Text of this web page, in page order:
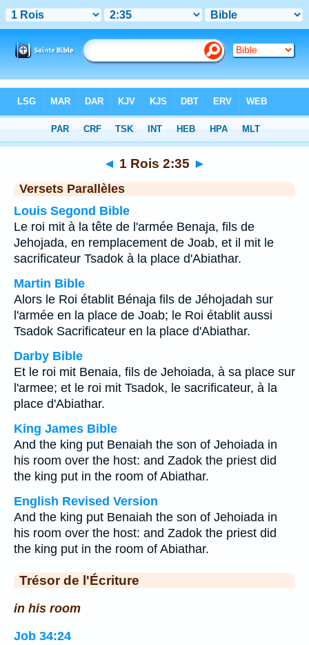
Chapitre 2> Verset 35
◄ 1 Rois 2:35 ►
Versets Parallèles
Louis Segond Bible
Le roi mit à la tête de l'armée Benaja, fils de
Jehojada, en remplacement de Joab, et il mit le
sacrificateur Tsadok à la place d'Abiathar.
Martin Bible
Alors le Roi établit Bénaja fils de Jéhojadah sur
l'armée en la place de Joab; le Roi établit aussi
Tsadok Sacrificateur en la place d'Abiathar.
Darby Bible
Et le roi mit Benaia, fils de Jehoiada, à sa place sur
l'armee; et le roi mit Tsadok, le sacrificateur, à la
place d'Abiathar.
King James Bible
And the king put Benaiah the son of Jehoiada in
his room over the host: and Zadok the priest did
the king put in the room of Abiathar.
English Revised Version
And the king put Benaiah the son of Jehoiada in
his room over the host: and Zadok the priest did
the king put in the room of Abiathar.
Trésor de l'Écriture
in his room
Job 34:24